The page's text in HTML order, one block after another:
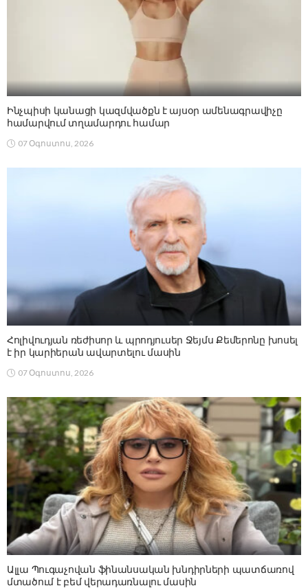
Ինչպիսի կանացի կազմվածքն է այսօր ամենագրավիչը
համարվում տղամարդու համար
07 Օգոստոս, 2026
Հոլիվուդյան ռեժիսոր և պրոդյուսեր Ջեյմս Քեմերոնը խոսել
է իր կարիերան ավարտելու մասին
07 Օգոստոս, 2026
Ալլա Պուգաչովան ֆինանսական խնդիրների պատճառով
մտածում է բեմ վերադառնալու մասին